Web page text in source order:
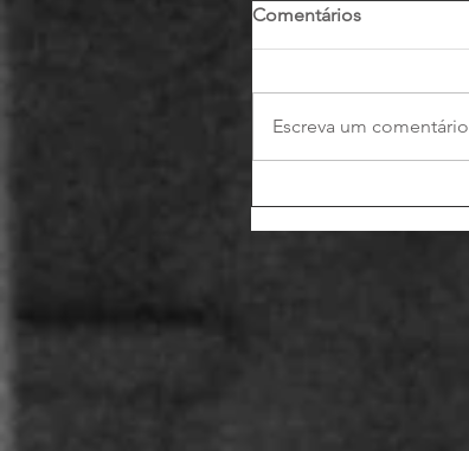
Comentários
Escreva um comentário